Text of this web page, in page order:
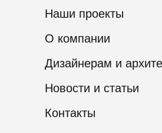
Наши проекты
О компании
Дизайнерам и
Новости и статьи
Контакты